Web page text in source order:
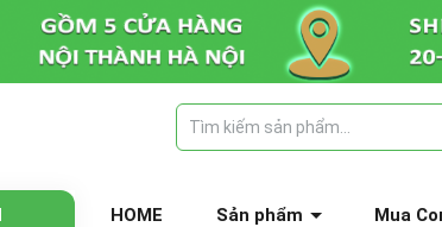
HOME Sản phẩm Mua